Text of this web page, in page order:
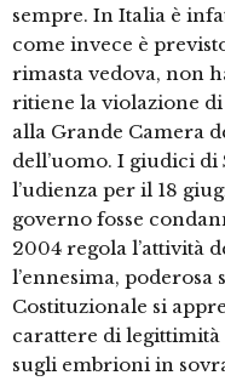
sempre. In Italia è
come invece è
rimasta vedova, non
ritiene la violazione
alla Grande Camera
dell’uomo. I giudici di
l’udienza per il 18
governo fosse
2004 regola l’attività
l’ennesima, poderosa
Costituzionale si
carattere di
sugli embrioni in